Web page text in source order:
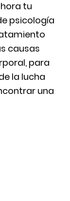
tu
psicología
causas
para
la lucha
una